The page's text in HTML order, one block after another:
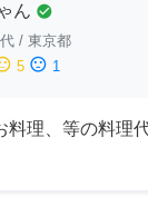
ん check_circle
/ 東京都
5 sentiment_dissatisfied 1
理、等の料理